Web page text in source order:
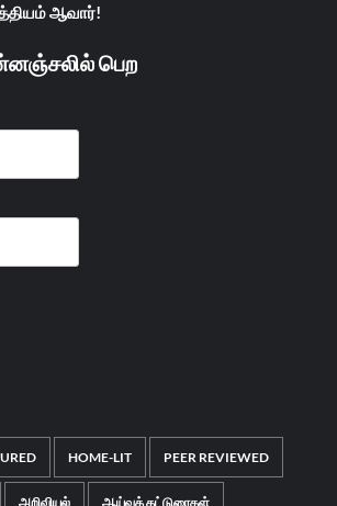
ஆவார்!
பெற
HOME-LIT PEER REVIEWED
அறிவியல் ஆய்வுக் கட்டுரைகள்